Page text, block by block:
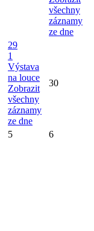
všechny
záznamy
ze dne
29
1
Výstava
na louce
Zobrazit
všechny
záznamy
ze dne
30
5 6